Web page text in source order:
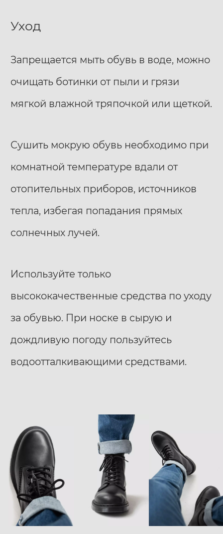
Уход
Запрещается мыть обувь в воде, можно
очищать ботинки от пыли и грязи
мягкой влажной тряпочкой или щеткой.
Сушить мокрую обувь необходимо при
комнатной температуре вдали от
отопительных приборов, источников
тепла, избегая попадания прямых
солнечных лучей.
Используйте только
высококачественные средства по уходу
за обувью. При носке в сырую и
дождливую погоду пользуйтесь
водоотталкивающими средствами.